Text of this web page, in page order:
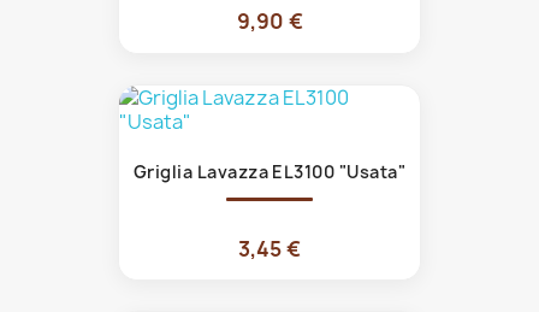
9,90 €
Griglia Lavazza EL3100 "Usata"
3,45 €